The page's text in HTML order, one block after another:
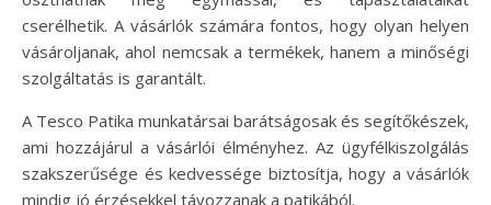
cserélhetik. A vásárlók számára fontos, hogy olyan helyen
vásároljanak, ahol nemcsak a termékek, hanem a minőségi
szolgáltatás is garantált.
A Tesco Patika munkatársai barátságosak és segítőkészek,
ami hozzájárul a vásárlói élményhez. Az ügyfélkiszolgálás
szakszerűsége és kedvessége biztosítja, hogy a vásárlók
mindig jó érzésekkel távozzanak a patikából.